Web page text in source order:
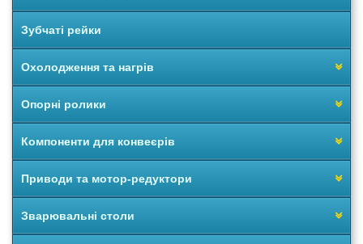
Зубчаті рейки
Охолодження та нагрів
Опорні ролики
Компоненти для конвеєрів
Приводи та мотор-редуктори
Зварювальні столи